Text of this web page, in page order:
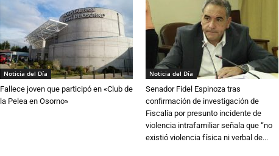
Noticia del Día
Fallece joven que participó en «Club de
la Pelea en Osorno»
Noticia del Día
Senador Fidel Espinoza tras
confirmación de investigación de
Fiscalía por presunto incidente de
violencia intrafamiliar señala que “no
existió violencia física ni verbal de...